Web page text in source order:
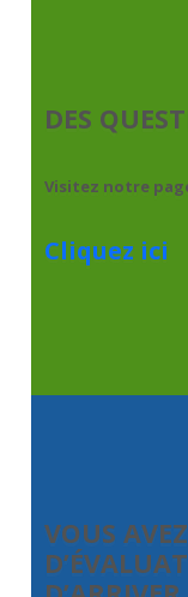
DES
Visitez notre
Cliquez ici
VOUS